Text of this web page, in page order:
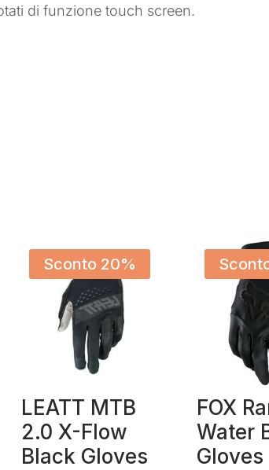
di funzione touch screen.
Sconto 20%
LEATT MTB
2.0 X-Flow
Black Gloves
FOX
Water
Gloves